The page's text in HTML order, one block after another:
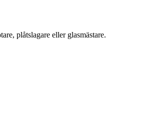
plåtslagare eller glasmästare.